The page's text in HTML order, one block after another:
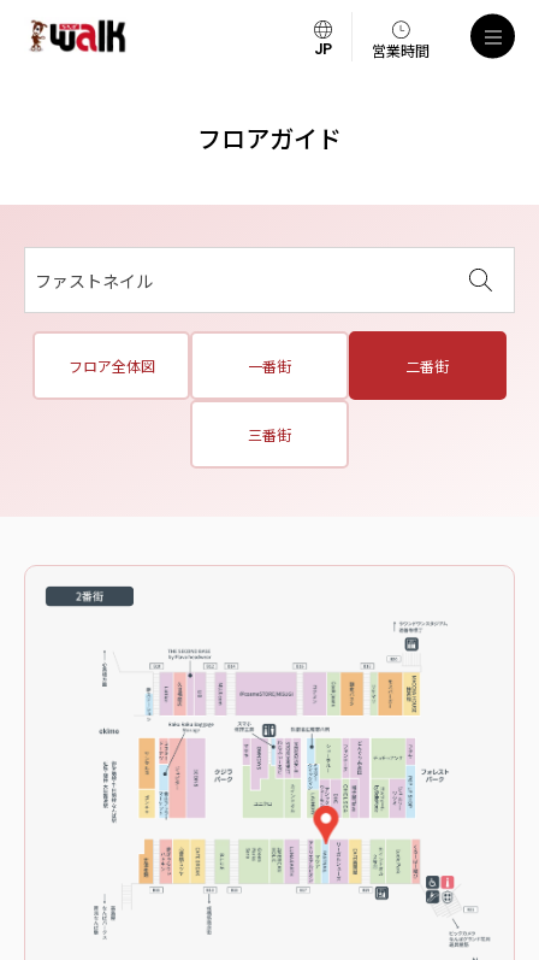
営業時間
フロアガイド
ファストネイル
フロア全体図 一番街 二番街
三番街